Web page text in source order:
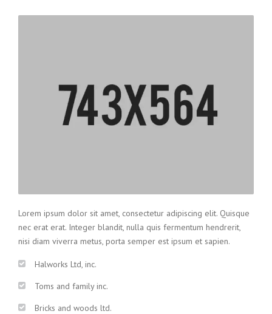
Lorem ipsum dolor sit amet, consectetur adipiscing elit. Quisque
nec erat erat. Integer blandit, nulla quis fermentum hendrerit,
nisi diam viverra metus, porta semper est ipsum et sapien.
Halworks Ltd, inc.
Toms and family inc.
Bricks and woods ltd.